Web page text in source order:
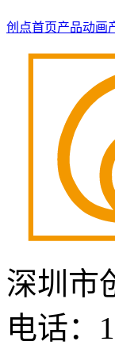
创点首页产品动画
深圳市
电话：